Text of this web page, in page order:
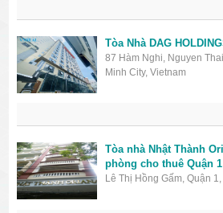
Tòa Nhà DAG
87 Hàm Nghi, Nguyen
Minh City, Vietnam
Tòa nhà Nhật Thành
phòng cho thuê Quận 1
Lê Thị Hồng Gấm, Quận